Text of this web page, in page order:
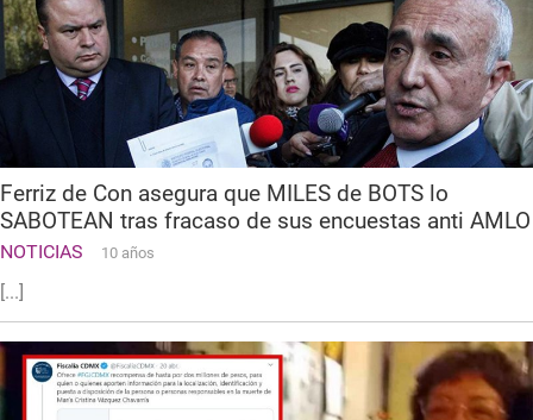
Ferriz de Con asegura que MILES de BOTS lo
SABOTEAN tras fracaso de sus encuestas anti AMLO
NOTICIAS 10 años
[...]